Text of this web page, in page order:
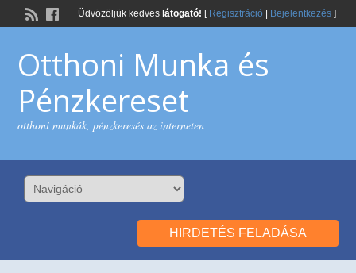
Üdvözöljük kedves látogató! [ Regisztráció Bejelentkezés]
Otthoni Munka és
Pénzkereset
otthoni munkák, pénzkeresés az interneten
HIRDETÉS FELADÁSA